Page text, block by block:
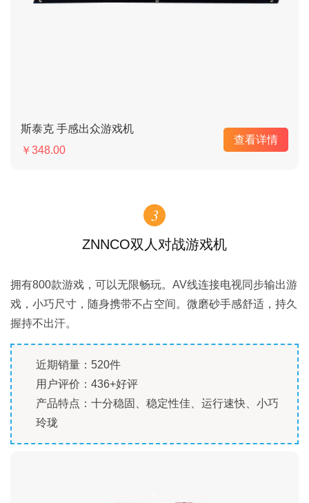
斯泰克 手感出众游戏机
￥348.00
查看详情
3
ZNNCO双人对战游戏机
拥有800款游戏，可以无限畅玩。AV线连接电视同步输出游
戏，小巧尺寸，随身携带不占空间。微磨砂手感舒适，持久
握持不出汗。
近期销量：520件
用户评价：436+好评
产品特点：十分稳固、稳定性佳、运行速快、小巧
玲珑